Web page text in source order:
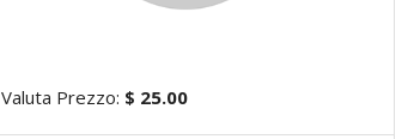
Valuta Prezzo: $ 25.00